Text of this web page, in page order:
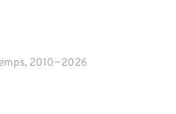
2010~2026